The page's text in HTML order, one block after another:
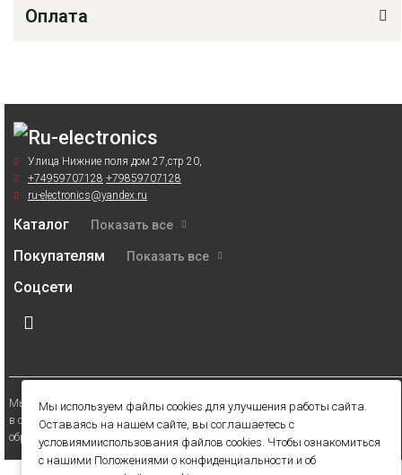
Оплата
Улица Нижние поля дом 27,стр 20,
+74959707128 +79859707128
ru-electronics@yandex.ru
Каталог Показать все
Покупателям Показать все
Соцсети
Мы получаем и обрабатываем персональные данные посетителей нашего сайта
в соответствии с официальной политикой. Если вы не даете согласия на
обработку своих персональных данных,вам необходимо покинуть наш сайт.
Мы используем файлы cookies для улучшения работы сайта.
Оставаясь на нашем сайте, вы соглашаетесь с
условиямииспользования файлов cookies. Чтобы ознакомиться
с нашими Положениями о конфиденциальности и об